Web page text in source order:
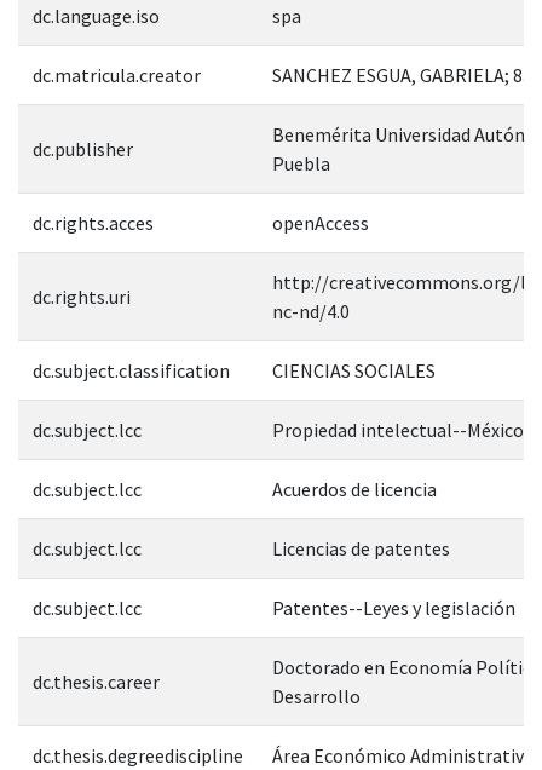
dc.language.iso spa
dc.matricula.creator SANCHEZ ESGUA, GABRIELA;
dc.publisher
Benemérita Universidad
Puebla
dc.rights.acces openAccess
dc.rights.uri
http://creativecommons.org/
nc-nd/4.0
dc.subject.classification CIENCIAS SOCIALES
dc.subject.lcc Propiedad intelectual--México
dc.subject.lcc Acuerdos de licencia
dc.subject.lcc Licencias de patentes
dc.subject.lcc Patentes--Leyes y legislación
dc.thesis.career
Doctorado en Economía
Desarrollo
dc.thesis.degreediscipline Área Económico Administrativa